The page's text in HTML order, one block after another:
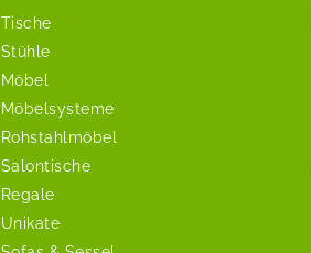
Tische
Stühle
Möbel
Möbelsysteme
Rohstahlmöbel
Salontische
Regale
Unikate